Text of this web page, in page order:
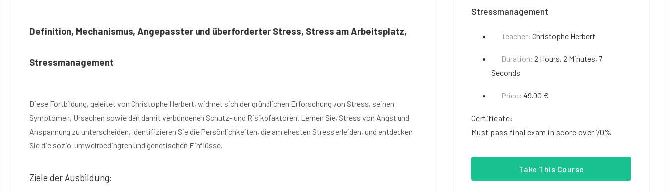
Stressmanagement
Teacher: Christophe Herbert
Duration: 2 Hours, 2 Minutes, 7
Seconds
Price: 49.00 €
Certificate:
Must pass final exam in score over 70%
Take This Course
Definition, Mechanismus, Angepasster und überforderter Stress, Stress am Arbeitsplatz,
Stressmanagement
Diese Fortbildung, geleitet von Christophe Herbert, widmet sich der gründlichen Erforschung von Stress, seinen
Symptomen, Ursachen sowie den damit verbundenen Schutz- und Risikofaktoren. Lernen Sie, Stress von Angst und
Anspannung zu unterscheiden, identifizieren Sie die Persönlichkeiten, die am ehesten Stress erleiden, und entdecken
Sie die sozio-umweltbedingten und genetischen Einflüsse.
Ziele der Ausbildung: